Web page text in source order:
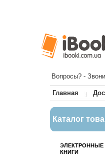
Вопросы? -
Главная
Каталог
ЭЛЕКТРОННЫЕ
КНИГИ